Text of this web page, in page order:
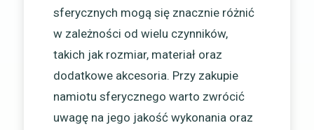
sferycznych mogą się znacznie różnić
w zależności od wielu czynników,
takich jak rozmiar, materiał oraz
dodatkowe akcesoria. Przy zakupie
namiotu sferycznego warto zwrócić
uwagę na jego jakość wykonania oraz